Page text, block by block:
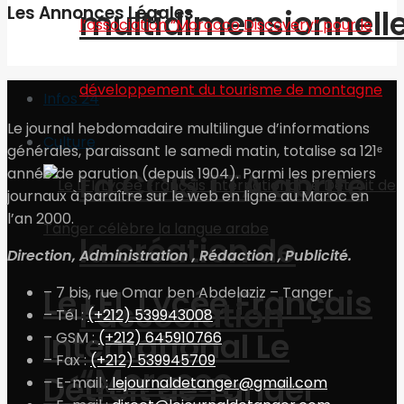
Infos 24
Culture
Le LFI, Lycée Français
International Le
Détroit de Tanger
La CCIS TTA abrite
la création de
l’association
“Morocco
Les Annonces Légales
Le journal hebdomadaire multilingue d’informations
générales, paraissant le samedi matin, totalise sa 121ᵉ
année de parution (depuis 1904). Parmi les premiers
journaux à paraître sur le web en ligne au Maroc en
l’an 2000.
Direction, Administration , Rédaction , Publicité.
– 7 bis, rue Omar ben Abdelaziz – Tanger
– Tél :(+212) 539943008
– GSM :(+212) 645910766
– Fax :(+212) 539945709
– E-mail :lejournaldetanger@gmail.com